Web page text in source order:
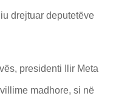
drejtuar deputetëve
presidenti Ilir Meta
madhore, si në